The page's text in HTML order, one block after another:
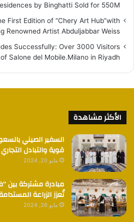
by Binghatti Sold for 550M
First Edition of “Chery Art Hub”with
Renowned Artist Abduljabbar Weiss
Successfully: Over 3000 Visitors
Salone del Mobile.Milano in Riyadh
الأكثر مشاهدة
السفير الصيني
قوية والتبادل التجاري تجاوز ( 100
مايو 20, 2024
مبادرة مشتركة بين
تُعزز الزراعة
مايو 26, 2024